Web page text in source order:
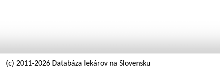
(c) 2011-2026 Databáza lekárov na Slovensku